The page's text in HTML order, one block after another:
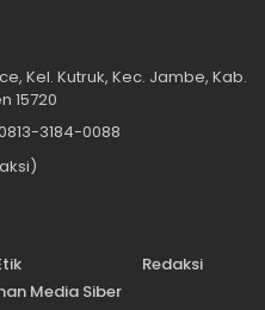
Kel. Kutruk, Kec. Jambe, Kab.
15720
3184-0088
Redaksi
Media Siber